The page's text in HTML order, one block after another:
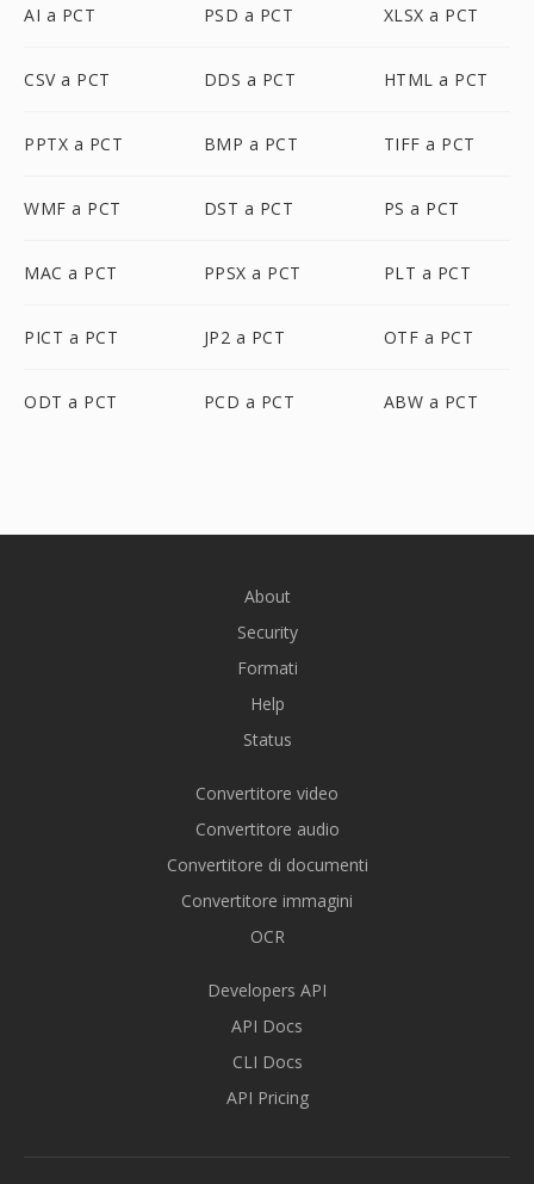
AI a PCT PSD a PCT XLSX a PCT
CSV a PCT DDS a PCT HTML a PCT
PPTX a PCT BMP a PCT TIFF a PCT
WMF a PCT DST a PCT PS a PCT
MAC a PCT PPSX a PCT PLT a PCT
PICT a PCT JP2 a PCT OTF a PCT
ODT a PCT PCD a PCT ABW a PCT
About
Security
Formati
Help
Status
Convertitore video
Convertitore audio
Convertitore di documenti
Convertitore immagini
OCR
Developers API
API Docs
CLI Docs
API Pricing